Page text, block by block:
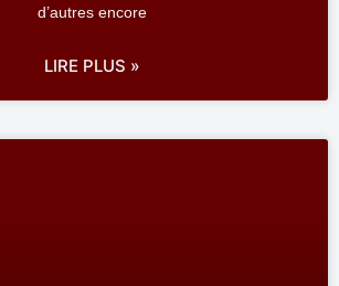
d’autres encore
LIRE PLUS »